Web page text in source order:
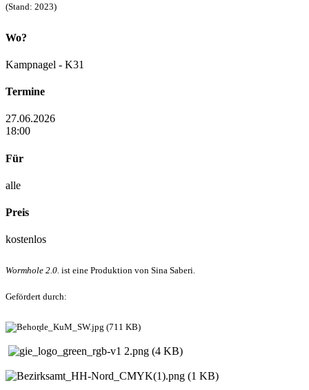
(Stand: 2023)
Wo?
Kampnagel - K31
Termine
27.06.2026
18:00
Für
alle
Preis
kostenlos
Wormhole 2.0. ist eine Produktion von Sina Saberi.
Gefördert durch: